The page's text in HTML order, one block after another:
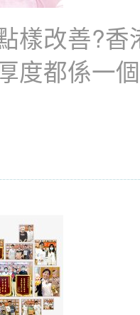
樣改善?
度都係一